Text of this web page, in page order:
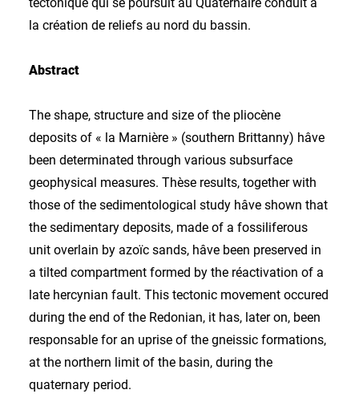
la création de reliefs au nord du bassin.
Abstract
The shape, structure and size of the pliocène
deposits of « la Marnière » (southern Brittanny) hâve
been determinated through various subsurface
geophysical measures. Thèse results, together with
those of the sedimentological study hâve shown that
the sedimentary deposits, made of a fossiliferous
unit overlain by azoïc sands, hâve been preserved in
a tilted compartment formed by the réactivation of a
late hercynian fault. This tectonic movement occured
during the end of the Redonian, it has, later on, been
responsable for an uprise of the gneissic formations,
at the northern limit of the basin, during the
quaternary period.